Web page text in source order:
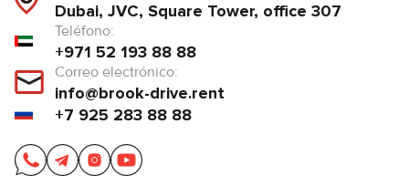
Dubai, JVC, Square Tower, office 307
Teléfono:
+971 52 193 88 88
Correo electrónico:
info@brook-drive.rent
+7 925 283 88 88